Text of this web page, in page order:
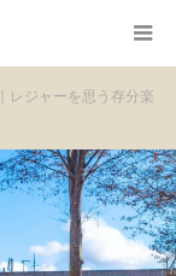
レジャーを思う存分楽